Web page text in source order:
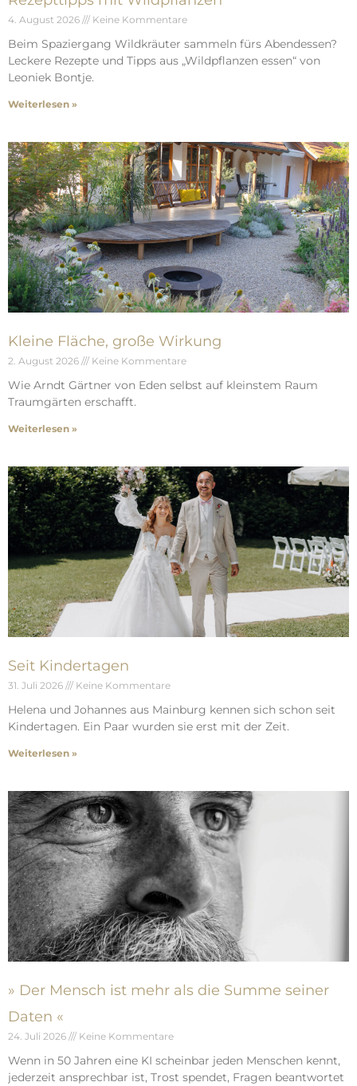
4. August 2026 Keine Kommentare
Beim Spaziergang Wildkräuter sammeln fürs Abendessen?
Leckere Rezepte und Tipps aus „Wildpflanzen essen“ von
Leoniek Bontje.
Weiterlesen »
Kleine Fläche, große Wirkung
2. August 2026 Keine Kommentare
Wie Arndt Gärtner von Eden selbst auf kleinstem Raum
Traumgärten erschafft.
Weiterlesen »
Seit Kindertagen
31. Juli 2026 Keine Kommentare
Helena und Johannes aus Mainburg kennen sich schon seit
Kindertagen. Ein Paar wurden sie erst mit der Zeit.
Weiterlesen »
» Der Mensch ist mehr als die Summe seiner
Daten «
24. Juli 2026 Keine Kommentare
Wenn in 50 Jahren eine KI scheinbar jeden Menschen kennt,
jederzeit ansprechbar ist, Trost spendet, Fragen beantwortet